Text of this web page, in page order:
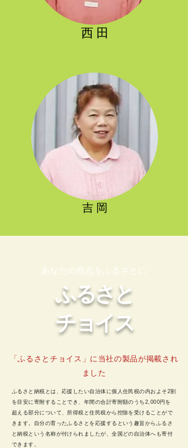
西 田
吉 岡
あなたの意志をふるさとに
ふるさと
​チョイス
「ふるさとチョイス」に当社の製品が掲載され
ました
ふるさと納税とは、応援したい自治体に個人住民税の内およそ2割
を目安に寄附することでき、年間の合計寄附額のうち2,000円を
超える部分について、所得税と住民税から控除を受けることがで
きます。自分の育ったふるさとを応援するという趣旨からふるさ
と納税という名称が付けられましたが、全国どの自治体へも寄付
できます。